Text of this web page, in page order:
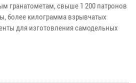
гранатометам, свыше 1 200 патронов
более килограмма взрывчатых
для изготовления самодельных